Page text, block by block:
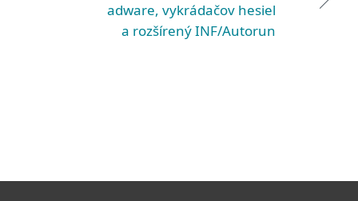
adware, vykrádačov hesiel
a rozšírený INF/Autorun